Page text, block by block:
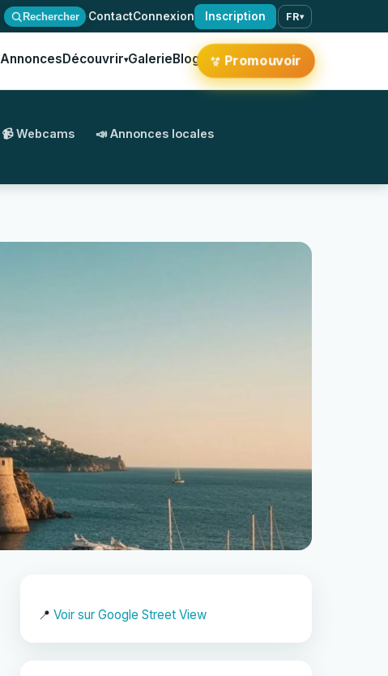
Rechercher ·ContactConnexion Inscription FR▾
AnnoncesDécouvrir▾GalerieBlog ✨Promouvoir
📹 Webcams 📣 Annonces locales
📍 Voir sur Google Street View